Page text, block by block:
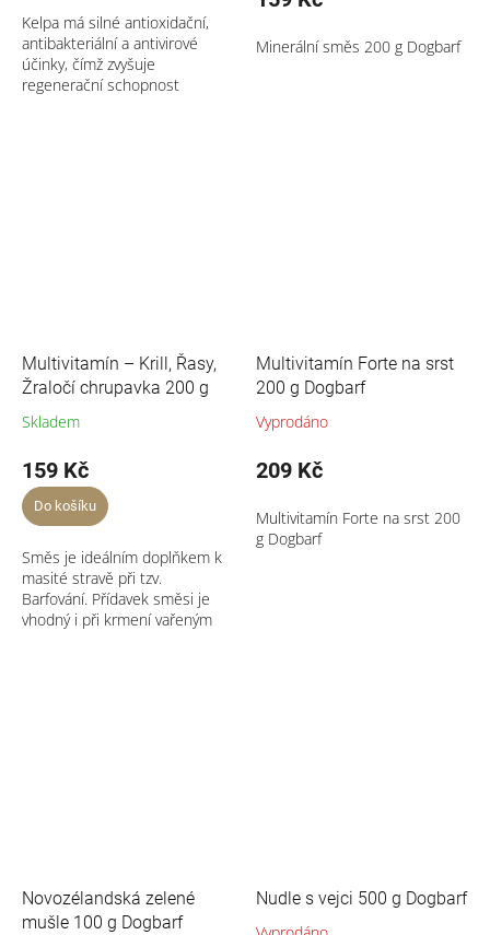
Kelpa má silné antioxidační,
antibakteriální a antivirové
účinky, čímž zvyšuje
regenerační schopnost
Minerální směs 200 g Dogbarf
Multivitamín – Krill, Řasy,
Žraločí chrupavka 200 g
Skladem
159 Kč
Do košíku
Směs je ideálním doplňkem k
masité stravě při tzv.
Barfování. Přídavek směsi je
vhodný i při krmení vařeným
Multivitamín Forte na srst
200 g Dogbarf
Vyprodáno
209 Kč
Multivitamín Forte na srst 200
g Dogbarf
Novozélandská zelené
mušle 100 g Dogbarf
Nudle s vejci 500 g Dogbarf